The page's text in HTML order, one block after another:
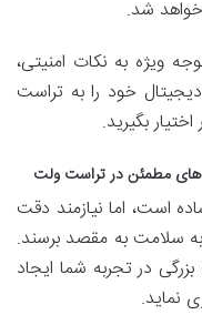
شد.
ویژه به نکات امنیتی،
خود را به تراست
بگیرید.
های مطمئن در تراست ولت
است، اما نیازمند دقت
سلامت به مقصد برسند.
در تجربه شما ایجاد
نماید.